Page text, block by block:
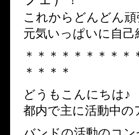
これからどんどん
元気いっぱいに自
＊＊＊＊＊＊＊＊
＊＊＊＊
どうもこんにちは♪
都内で主に活動中